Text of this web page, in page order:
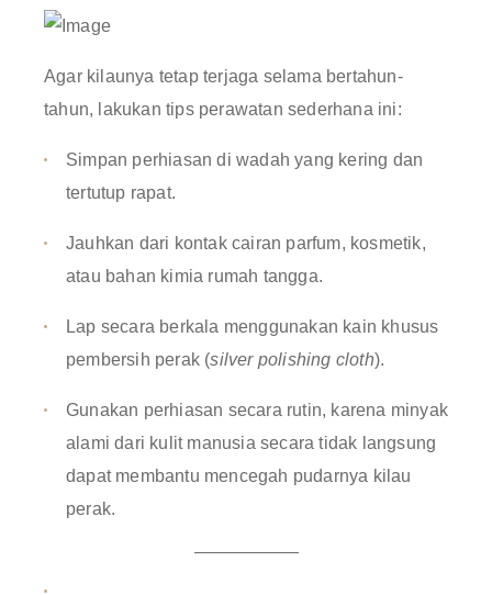
Agar kilaunya tetap terjaga selama bertahun-
tahun, lakukan tips perawatan sederhana ini:
Simpan perhiasan di wadah yang kering dan
tertutup rapat.
Jauhkan dari kontak cairan parfum, kosmetik,
atau bahan kimia rumah tangga.
Lap secara berkala menggunakan kain khusus
pembersih perak (silver polishing cloth).
Gunakan perhiasan secara rutin, karena minyak
alami dari kulit manusia secara tidak langsung
dapat membantu mencegah pudarnya kilau
perak.